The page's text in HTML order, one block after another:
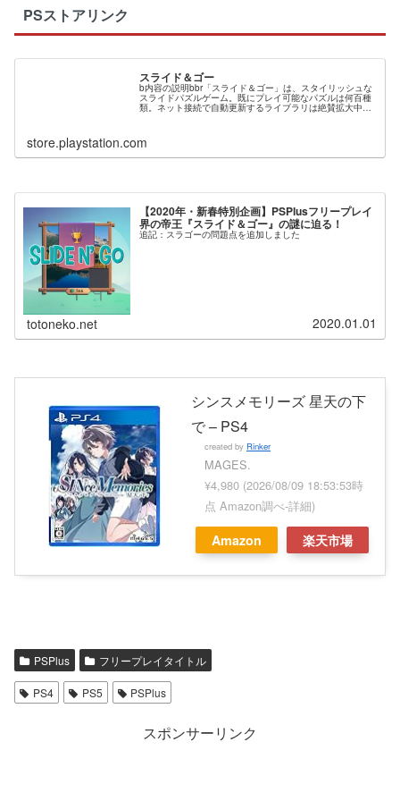
PSストアリンク
スライド＆ゴー
b内容の説明bbr「スライド＆ゴー」は、スタイリッシュな
スライドパズルゲーム。既にプレイ可能なパズルは何百種
類。ネット接続で自動更新するライブラリは絶賛拡大中。
store.playstation.com
【2020年・新春特別企画】PSPlusフリープレイ
界の帝王『スライド＆ゴー』の謎に迫る！
追記：スラゴーの問題点を追加しました
totoneko.net 2020.01.01
シンスメモリーズ 星天の下
で – PS4
created by Rinker
MAGES.
¥4,980 (2026/08/09 18:53:53時
点 Amazon調べ-詳細)
Amazon 楽天市場
PSPlus フリープレイタイトル
PS4 PS5 PSPlus
スポンサーリンク